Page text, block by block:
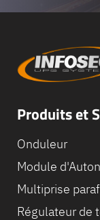
Produits et
Onduleur
Module
Multiprise
Régulateur de